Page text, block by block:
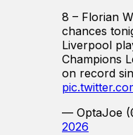
8 – Florian
chances
Liverpool
Champions
on record
— OptaJoe
2026